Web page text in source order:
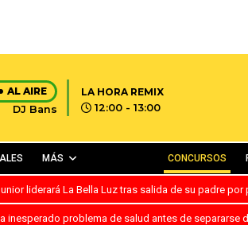
AL AIRE
DJ Bans
LA HORA REMIX
12:00 - 13:00
MÁS CONCURSOS
liderará La Bella Luz tras salida de su padre
inesperado problema de salud antes de separarse